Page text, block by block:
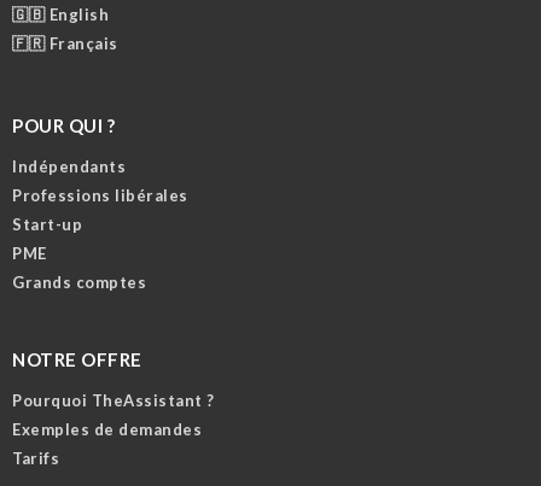
🇬🇧 English
🇫🇷 Français
POUR QUI ?
Indépendants
Professions libérales
Start-up
PME
Grands comptes
NOTRE OFFRE
Pourquoi TheAssistant ?
Exemples de demandes
Tarifs